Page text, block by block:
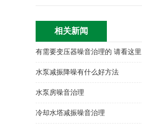
相关新闻
有需要变压器噪音治理的 请看这里
水泵减振降噪有什么好方法
水泵房噪音治理
冷却水塔减振噪音治理